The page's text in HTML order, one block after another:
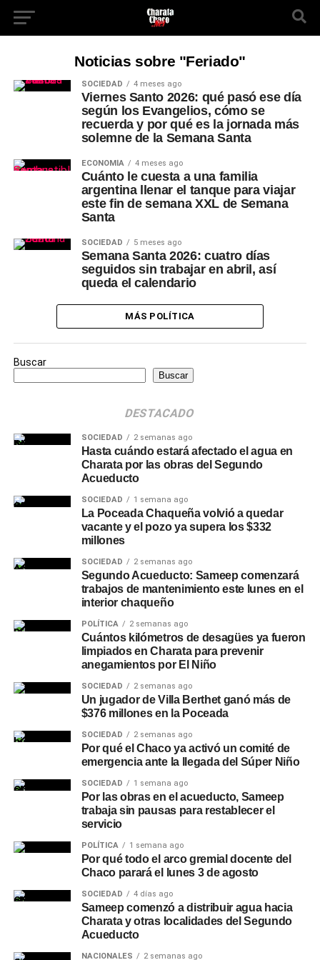
Noticias sobre "Feriado"
SOCIEDAD 4 meses ago
Viernes Santo 2026: qué pasó ese día
según los Evangelios, cómo se
recuerda y por qué es la jornada más
solemne de la Semana Santa
ECONOMÍA 4 meses ago
Cuánto le cuesta a una familia
argentina llenar el tanque para viajar
este fin de semana XXL de Semana
Santa
SOCIEDAD 5 meses ago
Semana Santa 2026: cuatro días
seguidos sin trabajar en abril, así
queda el calendario
MÁS POLÍTICA
Buscar
Buscar
DESTACADO
SOCIEDAD 2 semanas ago
Hasta cuándo estará afectado el agua en
Charata por las obras del Segundo
Acueducto
SOCIEDAD 1 semana ago
La Poceada Chaqueña volvió a quedar
vacante y el pozo ya supera los $332
millones
SOCIEDAD 2 semanas ago
Segundo Acueducto: Sameep comenzará
trabajos de mantenimiento este lunes en el
interior chaqueño
POLÍTICA 2 semanas ago
Cuántos kilómetros de desagües ya fueron
limpiados en Charata para prevenir
anegamientos por El Niño
SOCIEDAD 2 semanas ago
Un jugador de Villa Berthet ganó más de
$376 millones en la Poceada
SOCIEDAD 2 semanas ago
Por qué el Chaco ya activó un comité de
emergencia ante la llegada del Súper Niño
SOCIEDAD 1 semana ago
Por las obras en el acueducto, Sameep
trabaja sin pausas para restablecer el
servicio
POLÍTICA 1 semana ago
Por qué todo el arco gremial docente del
Chaco parará el lunes 3 de agosto
SOCIEDAD 4 días ago
Sameep comenzó a distribuir agua hacia
Charata y otras localidades del Segundo
Acueducto
NACIONALES 2 semanas ago